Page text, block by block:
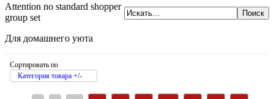
Attention no standard shopper
group set
Для домашнего уюта
Сортировать по
Категория товара +/-